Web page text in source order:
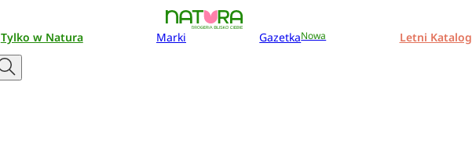
Tylko w Natura Marki GazetkaNowa Letni Katalog